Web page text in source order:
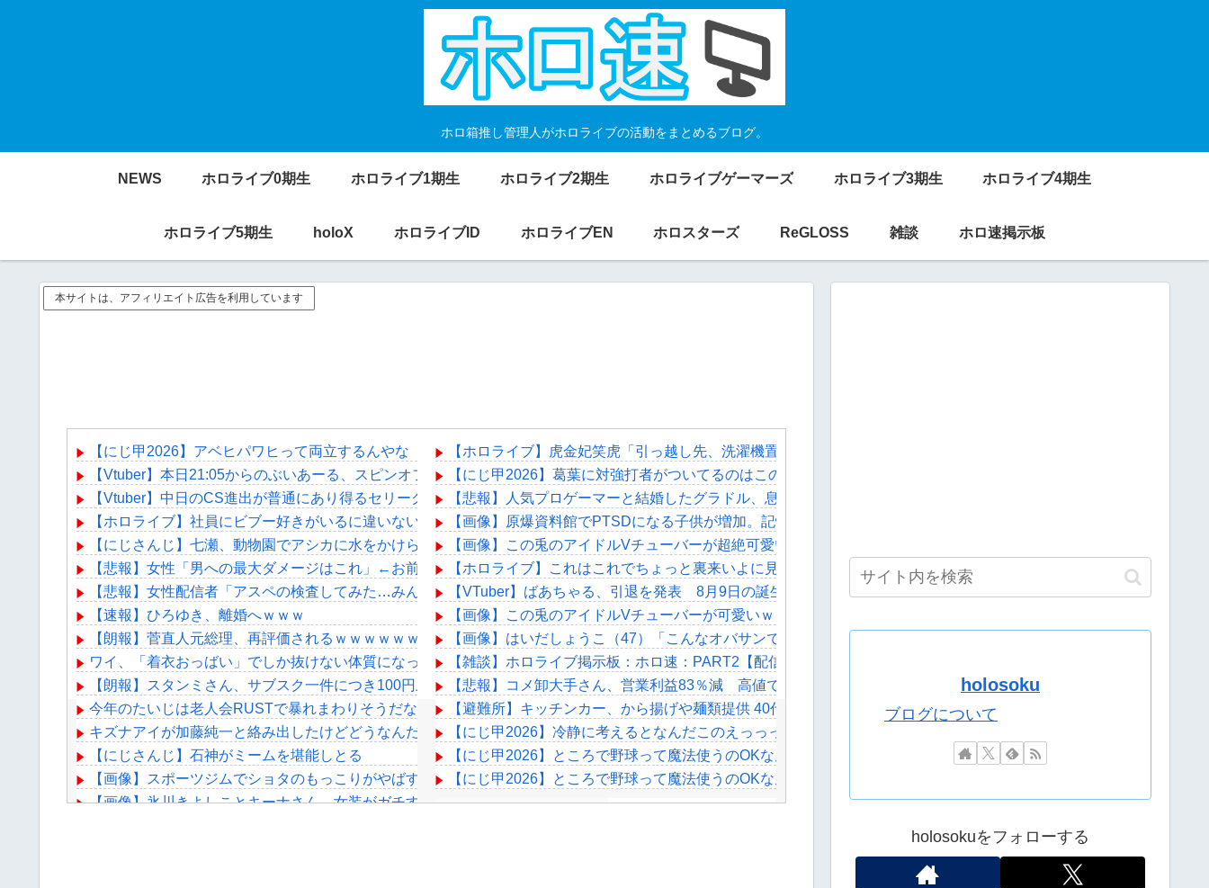
ホロ箱推し管理人がホロライブの活動をまとめるブログ。
NEWS ホロライブ0期生 ホロライブ1期生 ホロライブ2期生 ホロライブゲーマーズ ホロライブ3期生 ホロライブ4期生
ホロライブ5期生 holoX ホロライブID ホロライブEN ホロスターズ ReGLOSS 雑談 ホロ速掲示板
本サイトは、アフィリエイト広告を利用しています
【にじ甲2026】アベヒパワヒって両立するんやな
【Vtuber】本日21:05からのぶいあーる、スピンオフ企画 真夏のホラーSP
【Vtuber】中日のCS進出が普通にあり得るセリーグ
【ホロライブ】社員にビブー好きがいるに違いない（確信
【にじさんじ】七瀬、動物園でアシカに水をかけられビショビショに→たまこ爆笑
【悲報】女性「男への最大ダメージはこれ」←お前ら耐えられる？
【悲報】女性配信者「アスペの検査してみた…みんなこれわかるの？」
【速報】ひろゆき、離婚へｗｗｗ
【朗報】菅直人元総理、再評価されるｗｗｗｗｗｗｗｗｗｗｗｗｗｗｗｗｗｗ
ワイ、「着衣おっばい」でしか抜けない体質になってしまうｗｗｗｗｗ
【朗報】スタンミさん、サブスク一件につき100円上乗せした額を寄付！
今年のたいじは老人会RUSTで暴れまわりそうだな…
キズナアイが加藤純一と絡み出したけどどうなんだ？
【にじさんじ】石神がミームを堪能しとる
【画像】スポーツジムでショタのもっこりがやばすぎるwwwwww
【画像】氷川きよしことキーナさん、女装がガチすぎておば様ファン困惑www
【ホロライブ】虎金妃笑虎「引っ越し先、洗濯機置き場がない 今気づいた」
【にじ甲2026】葛葉に対強打者がついてるのはこのバグのせいやな
【悲報】人気プロゲーマーと結婚したグラドル、息子の「自閉スペクトラム症」診断にショックで泣く
【画像】原爆資料館でPTSDになる子供が増加。記憶の継承が危ぶまれる事態に
【画像】この兎のアイドルVチューバーが超絶可愛いｗｗｗｗｗｗｗｗｗｗ
【ホロライブ】これはこれでちょっと裏来いよに見える
【VTuber】ばあちゃる、引退を発表 8月9日の誕生日配信で詳細を説明「ずっと続けられなくて本当にごめんなさい
【画像】この兎のアイドルVチューバーが可愛いｗｗｗｗｗｗｗｗｗｗ
【画像】はいだしょうこ（47）「こんなオバサンでいいの…？」
【雑談】ホロライブ掲示板：ホロ速：PART2【配信実況可】
【悲報】コメ卸大手さん、営業利益83％減 高値で買い込んだ米が売れず「損切り祭り」開幕へ
【避難所】キッチンカー、から揚げや麺類提供 40代女性「最高、パン中心の生活には飽き飽きしていて、野菜不足
【にじ甲2026】冷静に考えるとなんだこのえっっっな格好は…？
【にじ甲2026】ところで野球って魔法使うのOKなんやっけ？
【にじ甲2026】ところで野球って魔法使うのOKなんやっけ？
holosoku
ブログについて
holosokuをフォローする